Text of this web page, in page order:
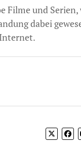
Filme und
dabei